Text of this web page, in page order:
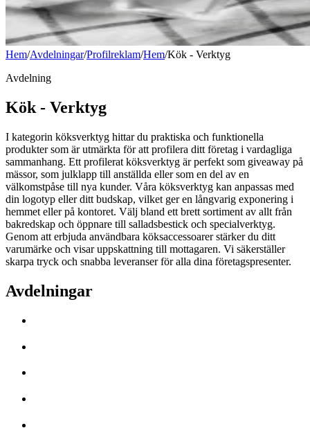
Hem/Avdelningar/Profilreklam/Hem/Kök - Verktyg
Avdelning
Kök - Verktyg
I kategorin köksverktyg hittar du praktiska och funktionella
produkter som är utmärkta för att profilera ditt företag i vardagliga
sammanhang. Ett profilerat köksverktyg är perfekt som giveaway på
mässor, som julklapp till anställda eller som en del av en
välkomstpåse till nya kunder. Våra köksverktyg kan anpassas med
din logotyp eller ditt budskap, vilket ger en långvarig exponering i
hemmet eller på kontoret. Välj bland ett brett sortiment av allt från
bakredskap och öppnare till salladsbestick och specialverktyg.
Genom att erbjuda användbara köksaccessoarer stärker du ditt
varumärke och visar uppskattning till mottagaren. Vi säkerställer
skarpa tryck och snabba leveranser för alla dina företagspresenter.
Avdelningar